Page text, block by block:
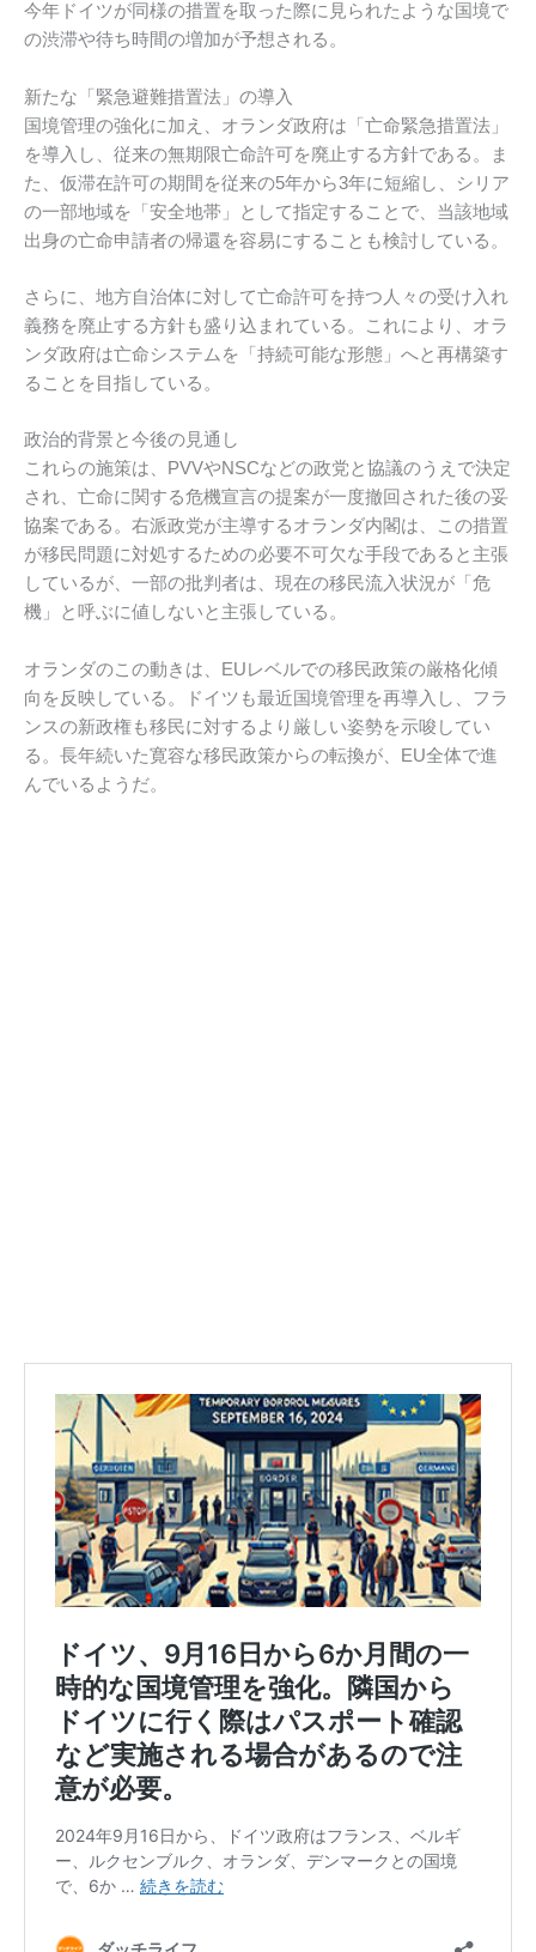
今年ドイツが同様の措置を取った際に見られたような国境で
の渋滞や待ち時間の増加が予想される。
新たな「緊急避難措置法」の導入
国境管理の強化に加え、オランダ政府は「亡命緊急措置法」
を導入し、従来の無期限亡命許可を廃止する方針である。ま
た、仮滞在許可の期間を従来の5年から3年に短縮し、シリア
の一部地域を「安全地帯」として指定することで、当該地域
出身の亡命申請者の帰還を容易にすることも検討している。
さらに、地方自治体に対して亡命許可を持つ人々の受け入れ
義務を廃止する方針も盛り込まれている。これにより、オラ
ンダ政府は亡命システムを「持続可能な形態」へと再構築す
ることを目指している。
政治的背景と今後の見通し
これらの施策は、PVVやNSCなどの政党と協議のうえで決定
され、亡命に関する危機宣言の提案が一度撤回された後の妥
協案である。右派政党が主導するオランダ内閣は、この措置
が移民問題に対処するための必要不可欠な手段であると主張
しているが、一部の批判者は、現在の移民流入状況が「危
機」と呼ぶに値しないと主張している。
オランダのこの動きは、EUレベルでの移民政策の厳格化傾
向を反映している。ドイツも最近国境管理を再導入し、フラ
ンスの新政権も移民に対するより厳しい姿勢を示唆してい
る。長年続いた寛容な移民政策からの転換が、EU全体で進
んでいるようだ。